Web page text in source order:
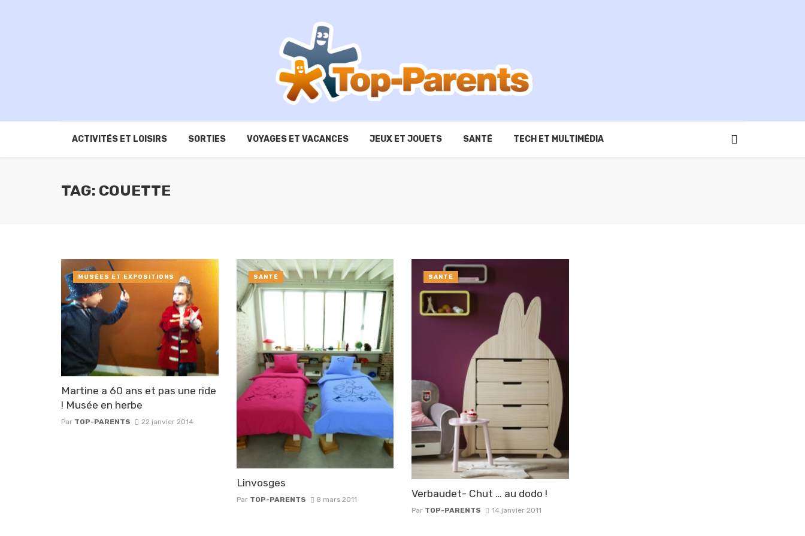
ACTIVITÉS ET LOISIRS SORTIES VOYAGES ET VACANCES JEUX ET JOUETS SANTÉ TECH ET MULTIMÉDIA
TAG: COUETTE
Martine a 60 ans et pas une ride
! Musée en herbe
Par TOP-PARENTS 22 janvier 2014
MUSÉES ET EXPOSITIONS
Linvosges
Par TOP-PARENTS 8 mars 2011
SANTÉ
Verbaudet- Chut … au dodo !
Par TOP-PARENTS 14 janvier 2011
SANTÉ